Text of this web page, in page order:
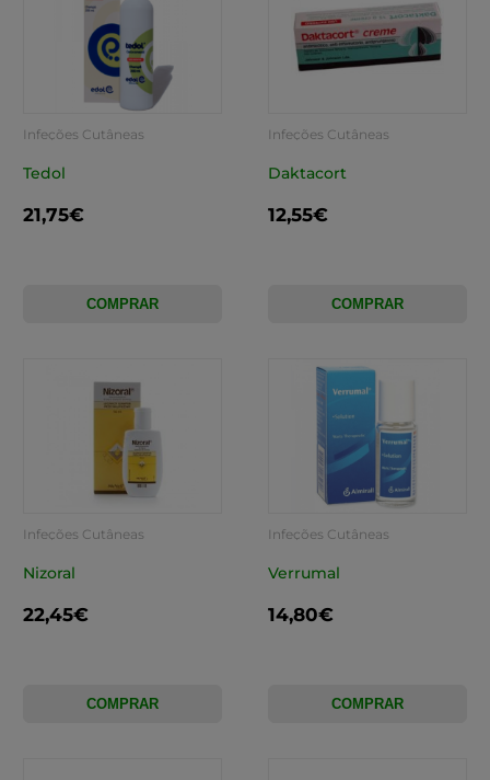
Infeções Cutâneas
Tedol
21,75€
COMPRAR
Infeções Cutâneas
Daktacort
12,55€
COMPRAR
Infeções Cutâneas
Nizoral
22,45€
COMPRAR
Infeções Cutâneas
Verrumal
14,80€
COMPRAR